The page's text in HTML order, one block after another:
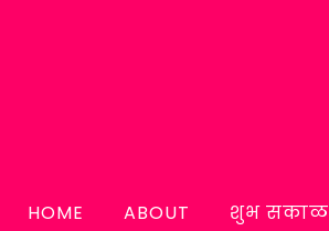
HOME ABOUT शुभ सकाळ